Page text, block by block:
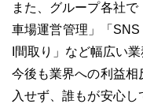
また、グループ各社
車場運営管理」「
I間取り」など幅広い
今後も業界への利益相
入せず、誰もが安心